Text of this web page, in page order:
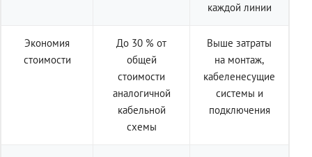
каждой линии
Экономия
стоимости
До 30 % от
общей
стоимости
аналогичной
кабельной
схемы
Выше затраты
на монтаж,
кабеленесущие
системы и
подключения